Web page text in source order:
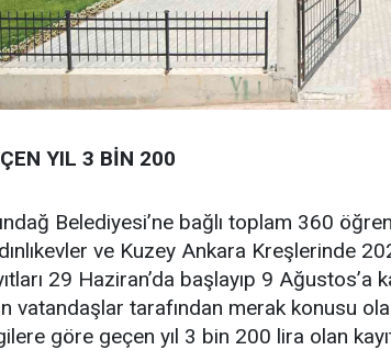
YIL 3 BİN 200
Belediyesi’ne bağlı toplam 360
ve Kuzey Ankara Kreşlerinde
29 Haziran’da başlayıp 9
vatandaşlar tarafından merak konusu
göre geçen yıl 3 bin 200 lira olan